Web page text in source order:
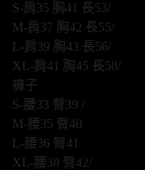
S-肩35 胸41 長53/
M-肩37 胸42 長55/
L-肩39 胸43 長56/
XL-肩41 胸45 長58/
褲子
S-腰33 臀39 /
M-腰35 臀40
L-腰36 臀41
XL-腰38 臀42/